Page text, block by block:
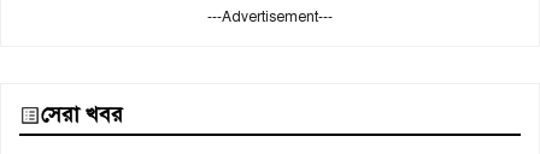
---Advertisement---
সেরা খবর